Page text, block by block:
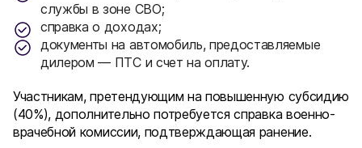
службы в зоне СВО;
справка о доходах;
документы на автомобиль, предоставляемые
дилером — ПТС и счет на оплату.
Участникам, претендующим на повышенную субсидию
(40%), дополнительно потребуется справка военно-
врачебной комиссии, подтверждающая ранение.